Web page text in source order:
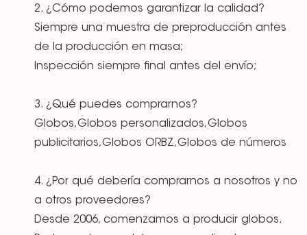
2. ¿Cómo podemos garantizar la calidad?
Siempre una muestra de preproducción antes
de la producción en masa;
Inspección siempre final antes del envío;
3. ¿Qué puedes comprarnos?
Globos,Globos personalizados,Globos
publicitarios,Globos ORBZ,Globos de números
4. ¿Por qué debería comprarnos a nosotros y no
a otros proveedores?
Desde 2006, comenzamos a producir globos.